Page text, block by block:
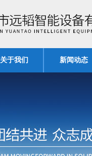
关于我们 新闻动态